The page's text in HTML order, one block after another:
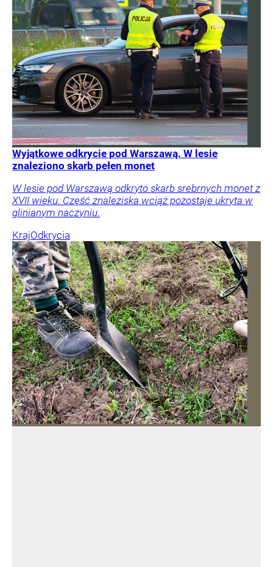
Wyjątkowe odkrycie pod Warszawą. W lesie
znaleziono skarb pełen monet
W lesie pod Warszawą odkryto skarb srebrnych monet z
XVII wieku. Część znaleziska wciąż pozostaje ukryta w
glinianym naczyniu.
KrajOdkrycia